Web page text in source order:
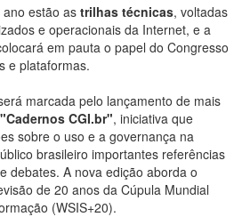
estão as trilhas técnicas, voltadas
e operacionais da Internet, e a
em pauta o papel do Congresso
e plataformas.
marcada pelo lançamento de mais
CGI.br", iniciativa que
sobre o uso e a governança na
brasileiro importantes referências
debates. A nova edição aborda o
de 20 anos da Cúpula Mundial
(WSIS+20).